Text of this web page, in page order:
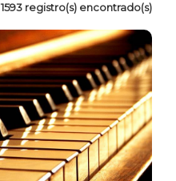
1593 registro(s) encontrado(s)